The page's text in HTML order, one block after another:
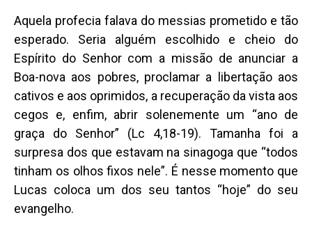
Aquela profecia falava do messias prometido e tão
esperado. Seria alguém escolhido e cheio do
Espírito do Senhor com a missão de anunciar a
Boa-nova aos pobres, proclamar a libertação aos
cativos e aos oprimidos, a recuperação da vista aos
cegos e, enfim, abrir solenemente um “ano de
graça do Senhor” (Lc 4,18-19). Tamanha foi a
surpresa dos que estavam na sinagoga que “todos
tinham os olhos fixos nele”. É nesse momento que
Lucas coloca um dos seu tantos “hoje” do seu
evangelho.